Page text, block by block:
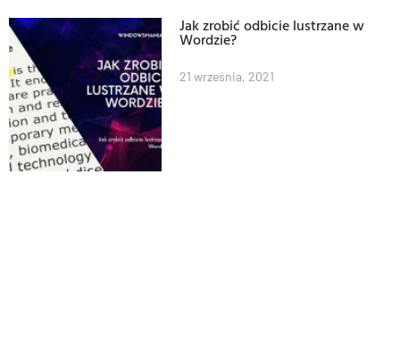
Jak zrobić odbicie lustrzane w
Wordzie?
21 września, 2021